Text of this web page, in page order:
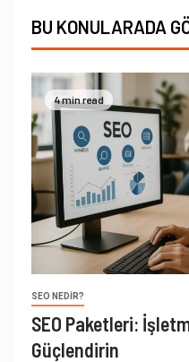
BU KONULARADA
4 min read
SEO NEDIR?
SEO Paketleri:
Güçlendirin